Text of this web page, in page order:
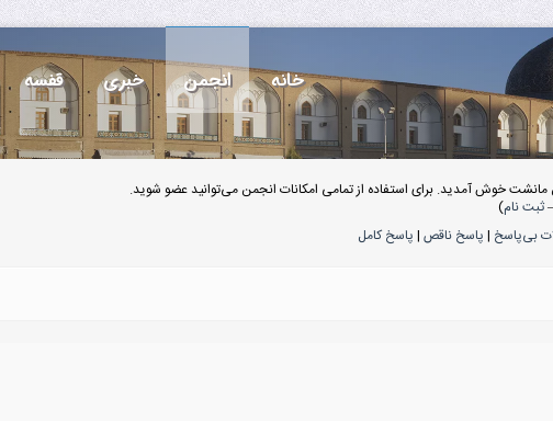
خانه انجمن خبری قفسه
مانشت خوش آمدید. برای استفاده از تمامی امکانات انجمن می‌توانید عضو شوید.
ثبت نام)
بی‌پاسخ | پاسخ ناقص | پاسخ کامل